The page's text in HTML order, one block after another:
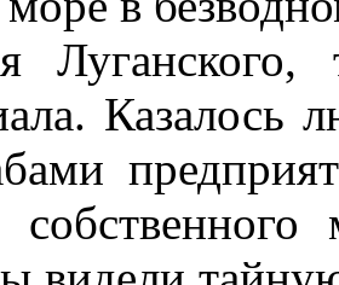
собственного